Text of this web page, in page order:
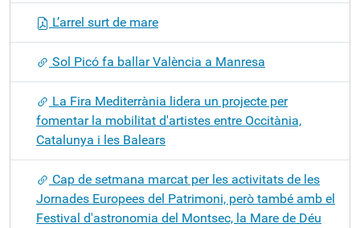
L’arrel surt de mare
Sol Picó fa ballar València a Manresa
La Fira Mediterrània lidera un projecte per
fomentar la mobilitat d'artistes entre Occitània,
Catalunya i les Balears
Cap de setmana marcat per les activitats de les
Jornades Europees del Patrimoni, però també amb el
Festival d'astronomia del Montsec, la Mare de Déu